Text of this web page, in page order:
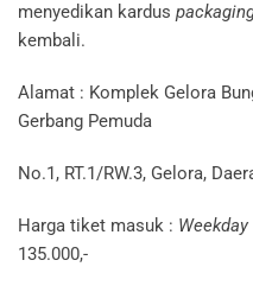
menyedikan kardus
kembali.
Alamat : Komplek Gelora
Gerbang Pemuda
No.1, RT.1/RW.3, Gelora,
Harga tiket masuk : Weekday
135.000,-